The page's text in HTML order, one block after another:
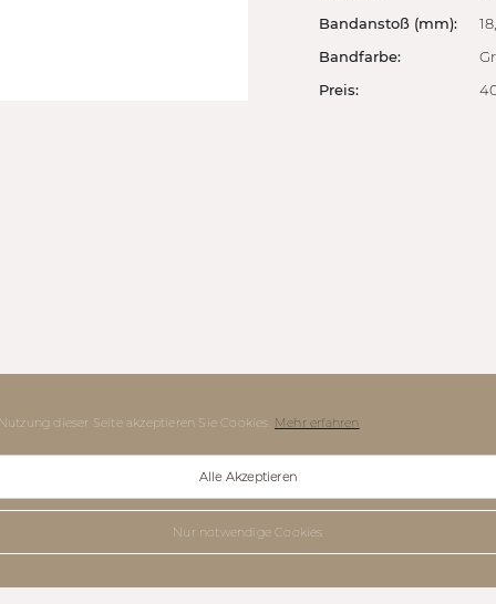
Bandanstoß (mm):
Bandfarbe:
Preis:
dieser Seite akzeptieren Sie Cookies. Mehr erfahren
Alle Akzeptieren
Nur notwendige Cookies